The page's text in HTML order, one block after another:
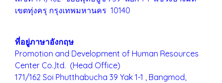
เขตทุ่งครุ กรุงเทพมหานคร 10140
ที่อยู่ภาษาอังกฤษ
Promotion and Development of Human Resources
Center Co.,ltd. (Head Office)
171/162 Soi Phutthabucha 39 Yak 1-1 , Bangmod,